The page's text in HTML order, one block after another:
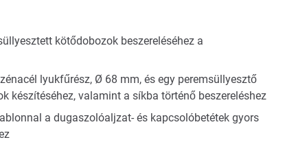
kötődobozok beszereléséhez a
lyukfűrész, Ø 68 mm, és egy peremsüllyesztő
készítéséhez, valamint a síkba történő beszereléshez
a dugaszolóaljzat- és kapcsolóbetétek gyors